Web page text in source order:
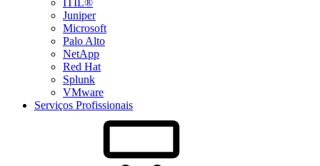
ITIL®
Juniper
Microsoft
Palo Alto
NetApp
Red Hat
Splunk
VMware
Serviços Profissionais